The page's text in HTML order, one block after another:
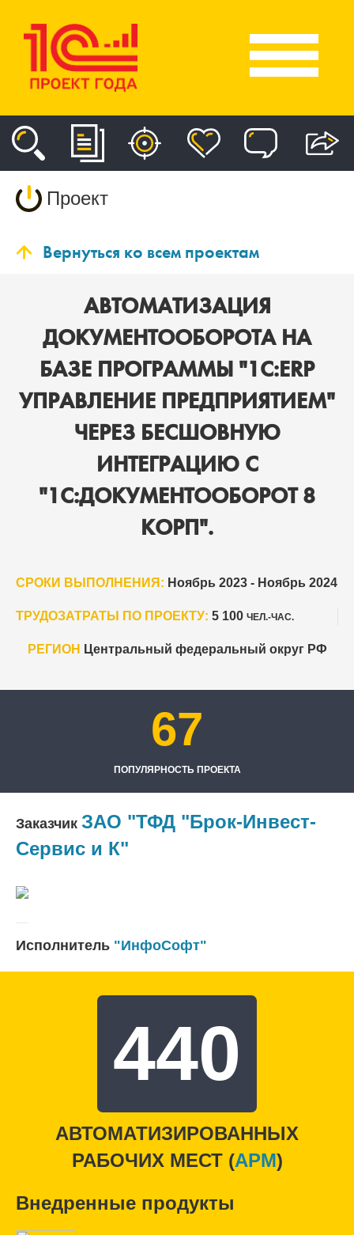
Проект
Вернуться ко всем проектам
АВТОМАТИЗАЦИЯ
ДОКУМЕНТООБОРОТА НА
БАЗЕ ПРОГРАММЫ "1С:ERP
УПРАВЛЕНИЕ ПРЕДПРИЯТИЕМ"
ЧЕРЕЗ БЕСШОВНУЮ
ИНТЕГРАЦИЮ С
"1С:ДОКУМЕНТООБОРОТ 8
КОРП".
СРОКИ ВЫПОЛНЕНИЯ: Ноябрь 2023 - Ноябрь 2024
ТРУДОЗАТРАТЫ ПО ПРОЕКТУ: 5 100 ЧЕЛ.-ЧАС.
РЕГИОН Центральный федеральный округ РФ
67
ПОПУЛЯРНОСТЬ ПРОЕКТА
Заказчик ЗАО "ТФД "Брок-Инвест-
Сервис и К"
Исполнитель "ИнфоСофт"
440
АВТОМАТИЗИРОВАННЫХ
РАБОЧИХ МЕСТ (APM)
Внедренные продукты